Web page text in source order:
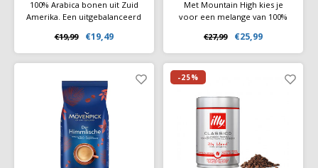
100% Arabica bonen uit Zuid
Amerika. Een uitgebalanceerd
pure chocolade, tonen van
citrusfruit en de geur van
honing. Een medium body
€19,99 €19,49
Met Mountain High kies je
voor een melange van 100%
koffiebonen uit Colombia,
Brazilië en Guatemala. Het
speciale karakter van deze
melange herken je aan het
zachte smaak.
€27,99 €25,99
-25%